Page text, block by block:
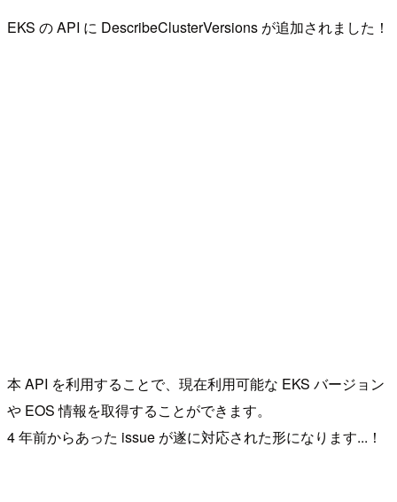
EKS の API に DescribeClusterVersions が追加されました！
本 API を利用することで、現在利用可能な EKS バージョン
や EOS 情報を取得することができます。
4 年前からあった issue が遂に対応された形になります...！